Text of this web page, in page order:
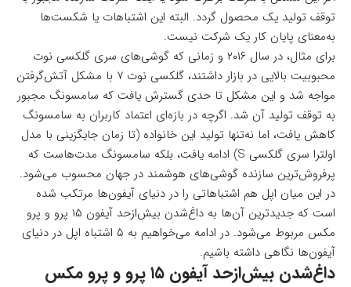
توقف تولید یک محصول گردد. البته این اشتباهات یا شکست‌ها
به‌معنای پایان کار یک شرکت نیست.
برای مثال، در سال ۲۰۱۶ و زمانی که گوشی‌های سری گلکسی نوت
محبوبیت بالایی در بازار داشتند، گلکسی نوت ۷ با مشکل آتش‌گرفتن
مواجه شد و این مشکل تا حدی گسترش یافت که سامسونگ مجبور
به توقف تولید آن شد. اگرچه در بازه‌ای اعتماد کاربران به سامسونگ
کاهش یافت، اما نه‌تنها تولید این خانواده (تا زمان جایگزینی با مدل
اولترا سری گلکسی S) ادامه یافت، بلکه سامسونگ مدت‌هاست که
پرفروش‌ترین سازنده گوشی‌های هوشمند در جهان محسوب می‌شود.
در این میان اپل هم اشتباهاتی را در دنیای آیفون‌ها مرتکب شده
است که جدیدترین آن‌ها به داغ‌شدن بیش‌ازحد آیفون ۱۵ پرو و پرو
مکس مربوط می‌شود. در ادامه می‌خواهیم به ۵ اشتباه اپل در دنیای
آیفون‌ها نگاهی داشته باشیم.
داغ‌شدن بیش‌ازحد آیفون ۱۵ پرو و پرو مکس